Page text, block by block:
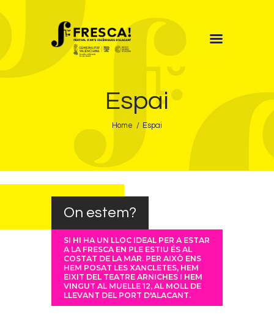
Espai
Home Espai
Informació d’interés
Contacte
On estem?
SI HI HA UN LLOC IDEAL PER A ESTAR
A LA FRESCA EN PLE ESTIU ÉS AL
COSTAT DE LA MAR. PER AIXÒ ENS
HEM POSAT LES XANCLETES, HEM
EIXIT DEL TEATRE ARNICHES I HEM
VINGUT AL MUELLE 12, AL MOLL DE
LLEVANT DEL PORT D'ALACANT.